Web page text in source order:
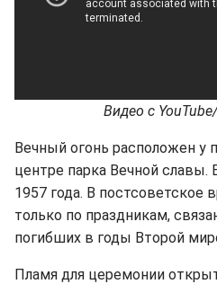
Видео с
Вечный огонь расположен у
центре парка Вечной
1957 года. В постсоветское
только по праздникам,
погибших в годы Второй
Пламя для церемонии